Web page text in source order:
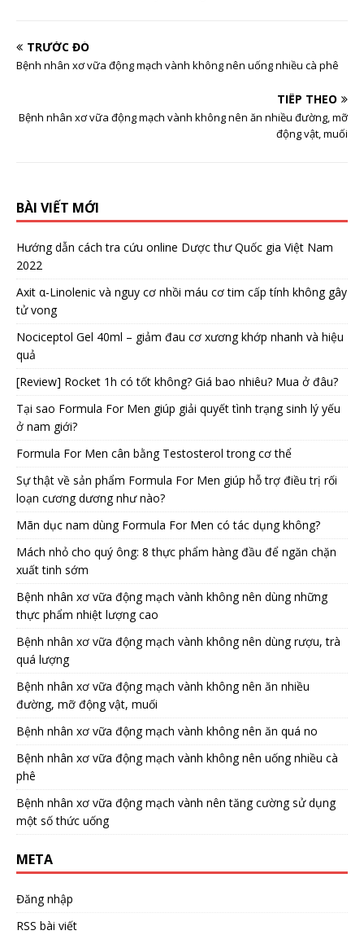
TRƯỚC ĐÓ
Bệnh nhân xơ vữa động mạch vành không nên uống nhiều cà phê
TIẾP THEO
Bệnh nhân xơ vữa động mạch vành không nên ăn nhiều đường, mỡ
động vật, muối
BÀI VIẾT MỚI
Hướng dẫn cách tra cứu online Dược thư Quốc gia Việt Nam
2022
Axit α-Linolenic và nguy cơ nhồi máu cơ tim cấp tính không gây
tử vong
Nociceptol Gel 40ml – giảm đau cơ xương khớp nhanh và hiệu
quả
[Review] Rocket 1h có tốt không? Giá bao nhiêu? Mua ở đâu?
Tại sao Formula For Men giúp giải quyết tình trạng sinh lý yếu
ở nam giới?
Formula For Men cân bằng Testosterol trong cơ thể
Sự thật về sản phẩm Formula For Men giúp hỗ trợ điều trị rối
loạn cương dương như nào?
Mãn dục nam dùng Formula For Men có tác dụng không?
Mách nhỏ cho quý ông: 8 thực phẩm hàng đầu để ngăn chặn
xuất tinh sớm
Bệnh nhân xơ vữa động mạch vành không nên dùng những
thực phẩm nhiệt lượng cao
Bệnh nhân xơ vữa động mạch vành không nên dùng rượu, trà
quá lượng
Bệnh nhân xơ vữa động mạch vành không nên ăn nhiều
đường, mỡ động vật, muối
Bệnh nhân xơ vữa động mạch vành không nên ăn quá no
Bệnh nhân xơ vữa động mạch vành không nên uống nhiều cà
phê
Bệnh nhân xơ vữa động mạch vành nên tăng cường sử dụng
một số thức uống
META
Đăng nhập
RSS bài viết